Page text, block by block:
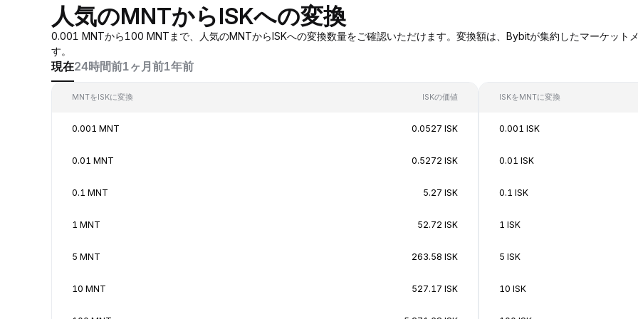
人気のMNTからISKへの変換
0.001 MNTから100 MNTまで、人気のMNTからISKへの変換数量をご確認いただけます。変換額は、Bybitが集約したマーケット
す。
現在24時間前1ヶ月前1年前
MNTをISKに変換 ISKの価値
0.001 MNT 0.0527 ISK
0.01 MNT 0.5272 ISK
0.1 MNT 5.27 ISK
1 MNT 52.72 ISK
5 MNT 263.58 ISK
10 MNT 527.17 ISK
ISKをMNTに変換
0.001 ISK
0.01 ISK
0.1 ISK
1 ISK
5 ISK
10 ISK